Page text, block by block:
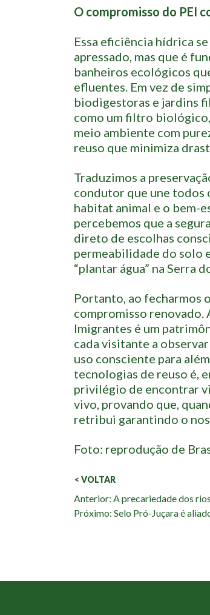
O compromisso do PEI
Essa eficiência hídrica
apressado, mas que é
banheiros ecológicos
efluentes. Em vez de
biodigestoras e jardins
como um filtro
meio ambiente com
reuso que minimiza
Traduzimos a
condutor que une todos
habitat animal e o bem-
percebemos que a
direto de escolhas
permeabilidade do solo
“plantar água” na Serra
Portanto, ao fecharmos
compromisso renovado.
Imigrantes é um
cada visitante a
uso consciente para
tecnologias de reuso é,
privilégio de encontrar
vivo, provando que,
retribui garantindo o
Foto: reprodução de
< VOLTAR
Veja
Anterior: A precariedade dos
Próximo: Selo Pró-Juçara é